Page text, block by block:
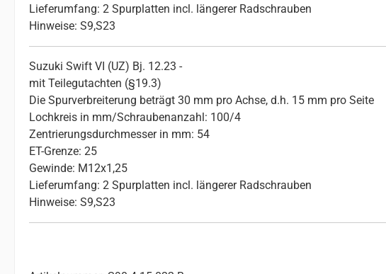
Lieferumfang: 2 Spurplatten incl. längerer Radschrauben
Hinweise: S9,S23
Suzuki Swift VI (UZ) Bj. 12.23 -
mit Teilegutachten (§19.3)
Die Spurverbreiterung beträgt 30 mm pro Achse, d.h. 15 mm pro Seite
Lochkreis in mm/Schraubenanzahl: 100/4
Zentrierungsdurchmesser in mm: 54
ET-Grenze: 25
Gewinde: M12x1,25
Lieferumfang: 2 Spurplatten incl. längerer Radschrauben
Hinweise: S9,S23